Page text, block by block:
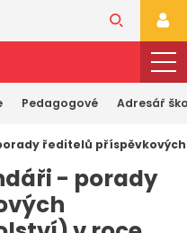
Pedagogové Adresář
ředitelů
- porady